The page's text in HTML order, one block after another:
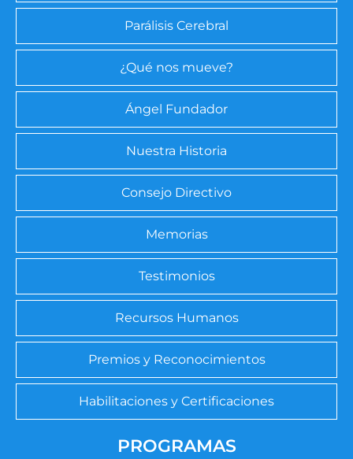
Parálisis Cerebral
¿Qué nos mueve?
Ángel Fundador
Nuestra Historia
Consejo Directivo
Memorias
Testimonios
Recursos Humanos
Premios y Reconocimientos
Habilitaciones y Certificaciones
PROGRAMAS